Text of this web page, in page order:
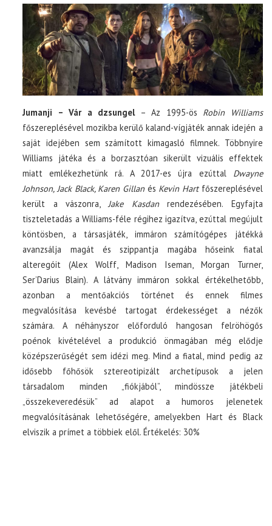
Jumanji – Vár a dzsungel– Az 1995-ös Robin Williams
főszereplésével mozikba kerülő kaland-vígjáték annak idején a
saját idejében sem számított kimagasló filmnek. Többnyire
Williams játéka és a borzasztóan sikerült vizuális effektek
miatt emlékezhetünk rá. A 2017-es újra ezúttal Dwayne
Johnson, Jack Black, Karen Gillanés Kevin Hartfőszereplésével
került a vászonra, Jake Kasdanrendezésében. Egyfajta
tiszteletadás a Williams-féle régihez igazítva, ezúttal megújult
köntösben, a társasjáték, immáron számítógépes játékká
avanzsálja magát és szippantja magába hőseink fiatal
alteregóit (Alex Wolff, Madison Iseman, Morgan Turner,
Ser’Darius Blain). A látvány immáron sokkal értékelhetőbb,
azonban a mentőakciós történet és ennek filmes
megvalósítása kevésbé tartogat érdekességet a nézők
számára. A néhányszor előforduló hangosan felröhögős
poénok kivételével a produkció önmagában még elődje
középszerűségét sem idézi meg. Mind a fiatal, mind pedig az
idősebb főhősök sztereotipizált archetípusok a jelen
társadalom minden „fiókjából”, mindössze játékbeli
„összekeveredésük” ad alapot a humoros jelenetek
megvalósításának lehetőségére, amelyekben Hart és Black
elviszik a prímet a többiek elől. Értékelés: 30%